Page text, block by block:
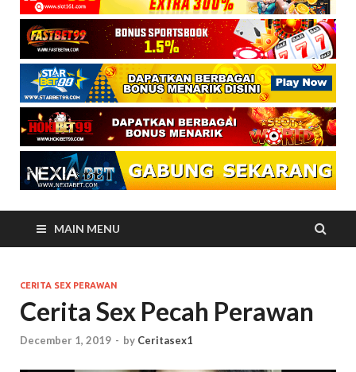
MAIN MENU
CERITA SEX PERAWAN
Cerita Sex Pecah Perawan
December 1, 2019 - by Ceritasex1